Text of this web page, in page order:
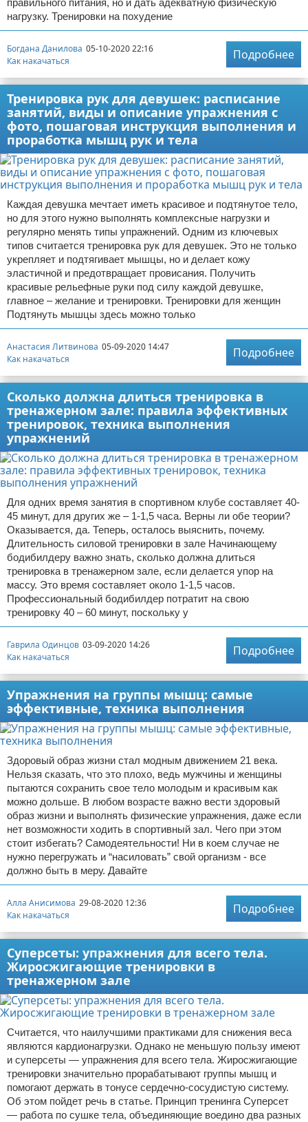
правильного питания, но и дать адекватную физическую
нагрузку. Тренировки на похудение
Богдана Данилова 05-10-2020 22:16
Как накачаться
Подробнее
Тренировка рук для девушек: расписание
занятий, виды и описание упражнения с
фото, пошаговая инструкция выполнения и
проработка мышц рук и тела
Каждая девушка мечтает иметь красивое и подтянутое тело,
но для этого нужно выполнять комплексные нагрузки и
регулярно менять типы упражнений. Одним из ключевых
типов считается тренировка рук для девушек. Это не только
укрепляет и подтягивает мышцы, но и делает кожу
эластичной и предотвращает провисания. Получить
красивые рельефные руки под силу каждой девушке,
главное – желание и тренировки. Тренировки для женщин
Подтянуть мышцы здесь можно только
Анастасия Литвинова 05-09-2020 14:47
Как накачаться
Подробнее
Сколько должна длиться тренировка в
тренажерном зале: правила эффективных
тренировок, техника выполнения
упражнений
Для одних время занятия в спортивном клубе составляет 40-
45 минут, для других же – 1-1,5 часа. Верны ли обе теории?
Оказывается, да. Теперь, осталось выяснить, почему.
Длительность силовой тренировки в зале Начинающему
бодибилдеру важно знать, сколько должна длиться
тренировка в тренажерном зале, если делается упор на
массу. Это время составляет около 1-1,5 часов.
Профессиональный бодибилдер потратит на свою
тренировку 40 – 60 минут, поскольку у
Гаврила Одинцов 03-09-2020 14:26
Как накачаться
Подробнее
Упражнения на группы мышц: самые
эффективные, техника выполнения
Здоровый образ жизни стал модным движением 21 века.
Нельзя сказать, что это плохо, ведь мужчины и женщины
пытаются сохранить свое тело молодым и красивым как
можно дольше. В любом возрасте важно вести здоровый
образ жизни и выполнять физические упражнения, даже если
нет возможности ходить в спортивный зал. Чего при этом
стоит избегать? Самодеятельности! Ни в коем случае не
нужно перегружать и “насиловать” свой организм - все
должно быть в меру. Давайте
Алла Анисимова 29-08-2020 12:36
Как накачаться
Подробнее
Суперсеты: упражнения для всего тела.
Жиросжигающие тренировки в
тренажерном зале
Считается, что наилучшими практиками для снижения веса
являются кардионагрузки. Однако не меньшую пользу имеют
и суперсеты — упражнения для всего тела. Жиросжигающие
тренировки значительно прорабатывают группы мышц и
помогают держать в тонусе сердечно-сосудистую систему.
Об этом пойдет речь в статье. Принцип тренинга Суперсет
— работа по сушке тела, объединяющие воедино два разных